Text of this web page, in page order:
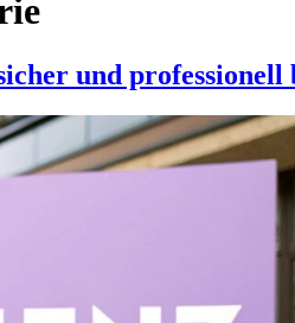
und professionell